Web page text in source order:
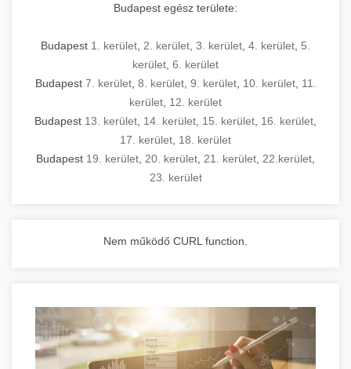
Budapest egész területe:
Budapest 1. kerület 2. kerület 3. kerület 4. kerület 5.
kerület 6. kerület
Budapest 7. kerület, 8. kerület, 9. kerület, 10. kerület, 11.
kerület 12. kerület
Budapest 13. kerület 14. kerület 15. kerület 16. kerület
17. kerület 18. kerület
Budapest 19. kerület 20. kerület 21. kerület 22.kerület
23. kerület
Nem működő CURL function.